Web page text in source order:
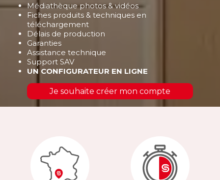
Médiathèque photos & vidéos
Fiches produits & techniques en
téléchargement
Délais de production
Garanties
Assistance technique
Support SAV
UN CONFIGURATEUR EN LIGNE
Je souhaite créer mon compte